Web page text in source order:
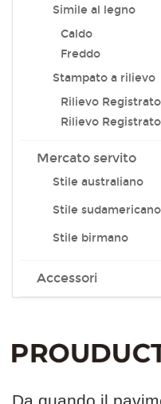
Simile al legno
Caldo
Freddo
Stampato a rilievo
Rilievo
Rilievo
Mercato servito
Stile australiano
Stile sudamericano
Stile birmano
Accessori
Da quando il